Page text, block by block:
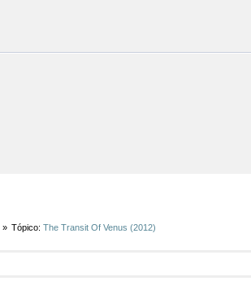
» Tópico:The Transit Of Venus (2012)